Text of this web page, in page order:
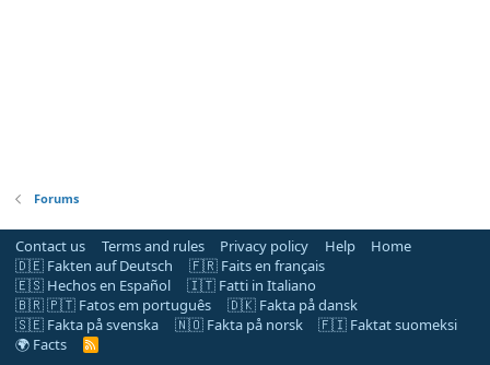
Forums
Contact us Terms and rules Privacy policy Help
Home
🇩🇪 Fakten auf Deutsch
🇫🇷 Faits en français
🇪🇸 Hechos en Español
🇮🇹 Fatti in Italiano
🇧🇷 🇵🇹 Fatos em português
🇩🇰 Fakta på dansk
🇸🇪 Fakta på svenska
🇳🇴 Fakta på norsk
🇫🇮 Faktat suomeksi
🌍 Facts
R